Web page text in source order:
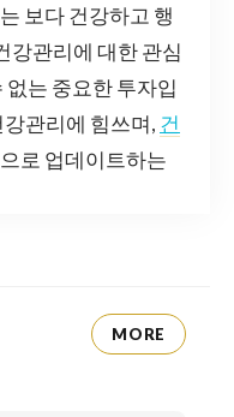
보다 건강하고 행
강관리에 대한 관심
는 중요한 투자입
관리에 힘쓰며, 건
로 업데이트하는
MORE